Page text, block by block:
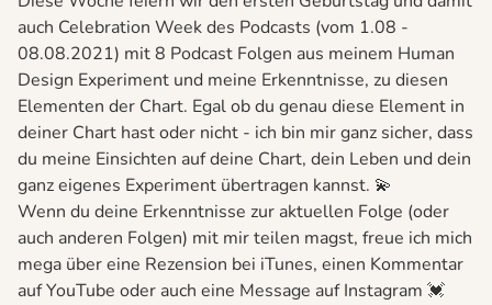
auch Celebration Week des Podcasts (vom 1.08 -
08.08.2021) mit 8 Podcast Folgen aus meinem Human
Design Experiment und meine Erkenntnisse, zu diesen
Elementen der Chart. Egal ob du genau diese Element in
deiner Chart hast oder nicht - ich bin mir ganz sicher, dass
du meine Einsichten auf deine Chart, dein Leben und dein
ganz eigenes Experiment übertragen kannst. 💫
Wenn du deine Erkenntnisse zur aktuellen Folge (oder
auch anderen Folgen) mit mir teilen magst, freue ich mich
mega über eine Rezension bei iTunes, einen Kommentar
auf YouTube oder auch eine Message auf Instagram 💓